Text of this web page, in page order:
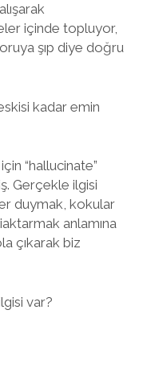
içinde topluyor,
şıp diye doğru
kadar emin
“hallucinate”
Gerçekle ilgisi
duymak, kokular
anlamına
çıkarak biz
var?